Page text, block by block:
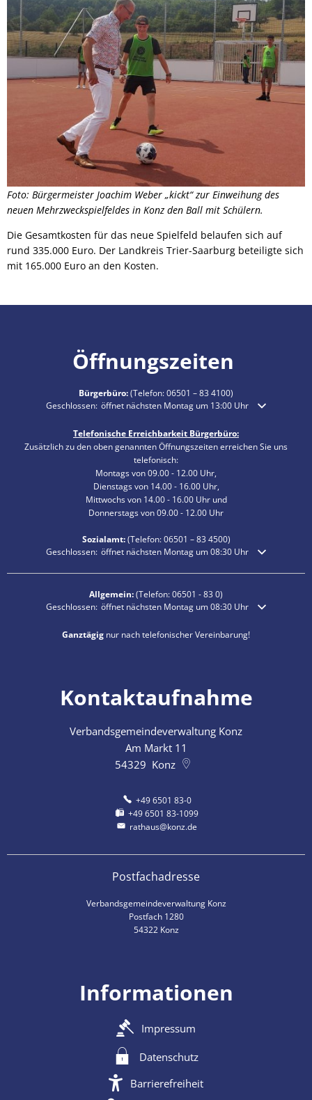
Foto: Bürgermeister Joachim Weber „kickt“ zur Einweihung des
neuen Mehrzweckspielfeldes in Konz den Ball mit Schülern.
Die Gesamtkosten für das neue Spielfeld belaufen sich auf
rund 335.000 Euro. Der Landkreis Trier-Saarburg beteiligte sich
mit 165.000 Euro an den Kosten.
Öffnungszeiten
Bürgerbüro:(Telefon:06501 – 83 4100)
Klicken, um weitere Öffnungs- oder Schließzeiten auszublenden
Geschlossen: öffnet nächsten Montag um 13:00 Uhr
Telefonische Erreichbarkeit Bürgerbüro:
Zusätzlich zu den oben genannten Öffnungszeiten erreichen Sie uns
telefonisch:
Montags von 09.00 - 12.00 Uhr,
Dienstags von 14.00 - 16.00 Uhr,
Mittwochs von 14.00 - 16.00 Uhr und
Donnerstags von 09.00 - 12.00 Uhr
Sozialamt:(Telefon:06501 – 834500)
Klicken, um weitere Öffnungs- oder Schließzeiten auszublenden
Geschlossen: öffnet nächsten Montag um 08:30 Uhr
Allgemein:(Telefon:06501 - 83 0)
Klicken, um weitere Öffnungs- oder Schließzeiten auszublenden
Geschlossen: öffnet nächsten Montag um 08:30 Uhr
Ganztägig nur nach telefonischer Vereinbarung!
Kontaktaufnahme
Verbandsgemeindeverwaltung Konz
Am Markt 11
54329 Konz
+49 6501 83-0
+49 6501 83-1099
rathaus@konz.de
Postfachadresse
Verbandsgemeindeverwaltung Konz
Postfach 1280
54322 Konz
Informationen
Impressum
Datenschutz
Barrierefreiheit